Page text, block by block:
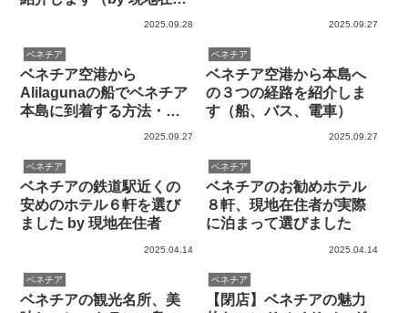
2025.09.28 2025.09.27
ベネチア
ベネチア空港から
Alilagunaの船でベネチア
本島に到着する方法・時
2025.09.27
ベネチア
ベネチア空港から本島へ
の３つの経路を紹介しま
す（船、バス、電車）
2025.09.27
ベネチア
ベネチアの鉄道駅近くの
安めのホテル６軒を選び
ました by 現地在住者
2025.04.14
ベネチア
ベネチアのお勧めホテル
８軒、現地在住者が実際
に泊まって選びました
2025.04.14
ベネチア
ベネチアの観光名所、美
ベネチア
【閉店】ベネチアの魅力